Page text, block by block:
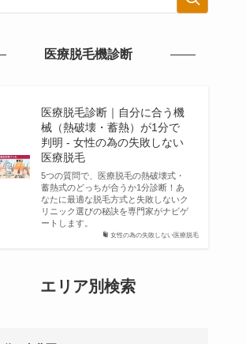
医療脱毛機診断
女性の為の失敗しない医療脱毛
医療脱毛診断｜自分に合う機
械（熱破壊・蓄熱）が1分で
判明 - 女性の為の失敗しない
医療脱毛
5つの質問で、医療脱毛の熱破壊式・
蓄熱式のどっちが合うか1分診断！あ
なたに最適な脱毛方式と失敗しないク
リニック選びの秘訣を専門家がナビゲ
ートします。
エリア別検索